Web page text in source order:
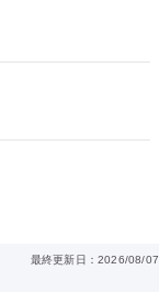
最終更新日：2026/08/07